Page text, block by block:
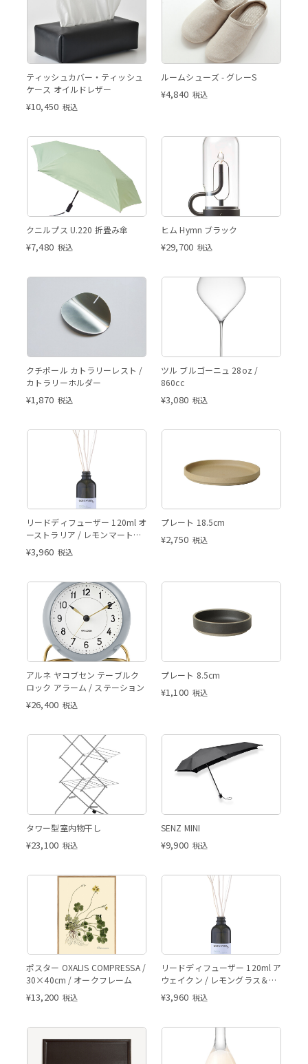
ティッシュカバー・ティッシュ
ケース オイルドレザー
¥10,450 税込
ルームシューズ - グレーS
¥4,840 税込
クニルプス U.220 折畳み傘
¥7,480 税込
ヒム Hymn ブラック
¥29,700 税込
クチポール カトラリーレスト /
カトラリーホルダー
¥1,870 税込
ツル ブルゴーニュ 28oz /
860cc
¥3,080 税込
リードディフューザー 120ml オ
ーストラリア / レモンマートル
＆パイン
¥3,960 税込
プレート 18.5cm
¥2,750 税込
アルネ ヤコブセン テーブルク
ロック アラーム / ステーション
¥26,400 税込
プレート 8.5cm
¥1,100 税込
タワー型室内物干し
¥23,100 税込
SENZ MINI
¥9,900 税込
ポスター OXALIS COMPRESSA /
30×40cm / オークフレーム
¥13,200 税込
リードディフューザー 120ml ア
ウェイクン / レモングラス＆ラ
イム
¥3,960 税込